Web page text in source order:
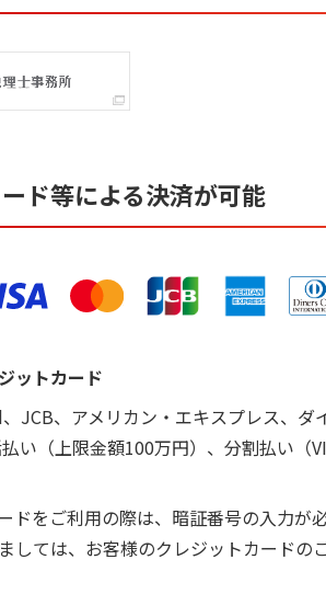
ド等による決済が可能
ットカード
JCB、アメリカン・エキスプレス、ダ
い（上限金額100万円）、分割払い（
をご利用の際は、暗証番号の入力が必
しては、お客様のクレジットカードの